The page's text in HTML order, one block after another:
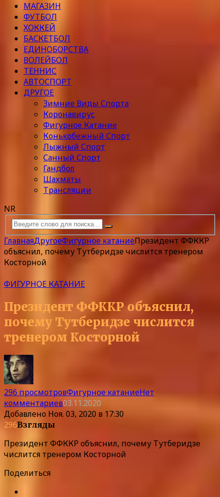
МАГАЗИН
ФУТБОЛ
ХОККЕЙ
БАСКЕТБОЛ
ЕДИНОБОРСТВА
ВОЛЕЙБОЛ
ТЕННИС
АВТОСПОРТ
ДРУГОЕ
Зимние Виды Спорта
Коронавирус
Фигурное Катание
Конькобежный Спорт
Лыжный Спорт
Санный Спорт
Гандбол
Шахматы
Трансляции
NR
ГлавнаяДругоеФигурное катаниеПрезидент ФФККР
объяснил, почему Тутберидзе числится тренером
Косторной
ФИГУРНОЕ КАТАНИЕ
Президент ФФККР объяснил,
почему Тутберидзе числится
тренером Косторной
296 просмотровФигурное катаниеНет
комментариев03.11.2020
Добавлено Ноя. 03, 2020 в 17:30
296Взгляды
Президент ФФККР объяснил, почему Тутберидзе
числится тренером Косторной
Поделиться